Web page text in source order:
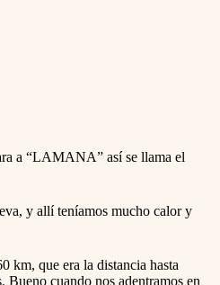
a “LAMANA” así se llama el
y allí teníamos mucho calor y
km, que era la distancia hasta
Bueno cuando nos adentramos en